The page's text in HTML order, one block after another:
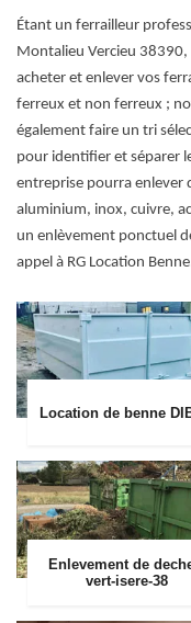
Étant un ferrailleur
Montalieu Vercieu
acheter et enlever vos
ferreux et non ferreux ;
également faire un tri
pour identifier et séparer
entreprise pourra enlever
aluminium, inox, cuivre,
un enlèvement ponctuel
appel à RG Location
Location de benne
Enlevement de
vert-isere-38